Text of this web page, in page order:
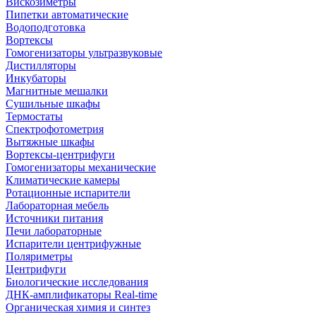
Пипетки автоматические
Водоподготовка
Вортексы
Гомогенизаторы ультразвуковые
Дистилляторы
Инкубаторы
Магнитные мешалки
Сушильные шкафы
Термостаты
Спектрофотометрия
Вытяжные шкафы
Вортексы-центрифуги
Гомогенизаторы механические
Климатические камеры
Ротационные испарители
Лабораторная мебель
Источники питания
Печи лабораторные
Испарители центрифужные
Поляриметры
Центрифуги
Биологические исследования
ДНК-амплификаторы Real-time
Органическая химия и синтез